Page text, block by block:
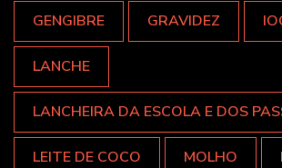
GENGIBRE GRAVIDEZ
LANCHE
LANCHEIRA DA ESCOLA E DOS
LEITE DE COCO MOLHO